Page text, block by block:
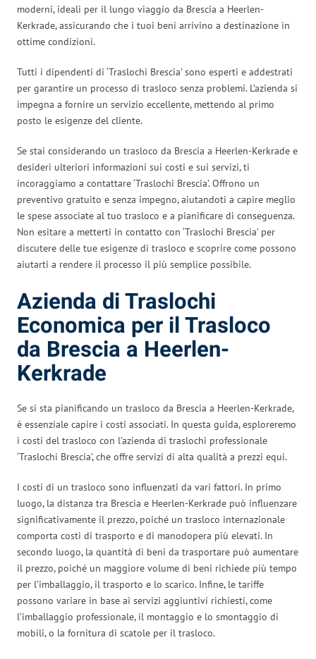
moderni, ideali per il lungo viaggio da Brescia a Heerlen-
Kerkrade, assicurando che i tuoi beni arrivino a destinazione in
ottime condizioni.
Tutti i dipendenti di ‘Traslochi Brescia’ sono esperti e addestrati
per garantire un processo di trasloco senza problemi. L’azienda si
impegna a fornire un servizio eccellente, mettendo al primo
posto le esigenze del cliente.
Se stai considerando un trasloco da Brescia a Heerlen-Kerkrade e
desideri ulteriori informazioni sui costi e sui servizi, ti
incoraggiamo a contattare ‘Traslochi Brescia’. Offrono un
preventivo gratuito e senza impegno, aiutandoti a capire meglio
le spese associate al tuo trasloco e a pianificare di conseguenza.
Non esitare a metterti in contatto con ‘Traslochi Brescia’ per
discutere delle tue esigenze di trasloco e scoprire come possono
aiutarti a rendere il processo il più semplice possibile.
Azienda di Traslochi
Economica per il Trasloco
da Brescia a Heerlen-
Kerkrade
Se si sta pianificando un trasloco da Brescia a Heerlen-Kerkrade,
è essenziale capire i costi associati. In questa guida, esploreremo
i costi del trasloco con l’azienda di traslochi professionale
‘Traslochi Brescia’, che offre servizi di alta qualità a prezzi equi.
I costi di un trasloco sono influenzati da vari fattori. In primo
luogo, la distanza tra Brescia e Heerlen-Kerkrade può influenzare
significativamente il prezzo, poiché un trasloco internazionale
comporta costi di trasporto e di manodopera più elevati. In
secondo luogo, la quantità di beni da trasportare può aumentare
il prezzo, poiché un maggiore volume di beni richiede più tempo
per l’imballaggio, il trasporto e lo scarico. Infine, le tariffe
possono variare in base ai servizi aggiuntivi richiesti, come
l’imballaggio professionale, il montaggio e lo smontaggio di
mobili, o la fornitura di scatole per il trasloco.